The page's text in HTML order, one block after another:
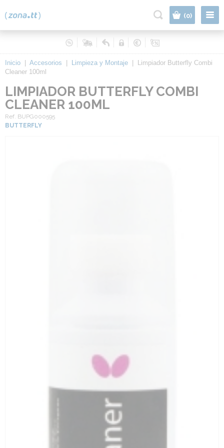
(0)
Inicio Accesorios Limpieza y Montaje
Limpiador Butterfly Combi
Cleaner 100ml
LIMPIADOR BUTTERFLY COMBI
CLEANER 100ML
Ref. BUPG000595
BUTTERFLY